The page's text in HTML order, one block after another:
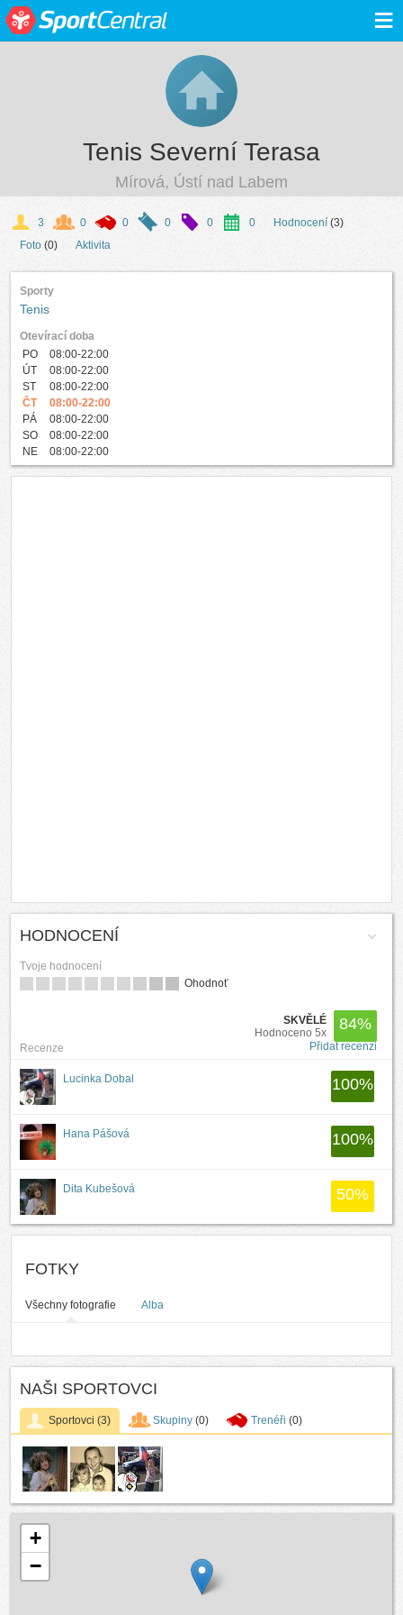
≡
Tenis Severní Terasa
Mírová, Ústí nad Labem
3 0 0 0 0 0 Hodnocení (3)
Foto (0) Aktivita
Sporty
Tenis
Otevírací doba
PO
08:00-22:00
ÚT
08:00-22:00
ST
08:00-22:00
ČT
08:00-22:00
PÁ
08:00-22:00
SO
08:00-22:00
NE
08:00-22:00
HODNOCENÍ
Tvoje hodnocení
Ohodnoť
84%
SKVĚLÉ
Hodnoceno 5x
Recenze
Přidat recenzi
Lucinka Dobal 100%
Hana Pášová 100%
Dita Kubešová 50%
FOTKY
Všechny fotografie Alba
NAŠI SPORTOVCI
Sportovci (3) Skupiny (0) Trenéři (0)
+
−